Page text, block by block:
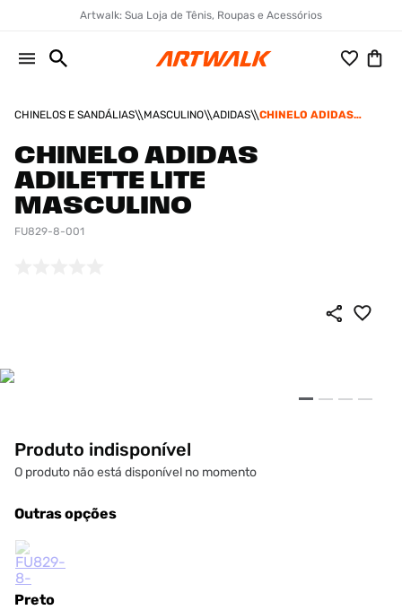
Artwalk: Sua Loja de Tênis, Roupas e Acessórios
CHINELOS E SANDÁLIAS MASCULINO ADIDAS
CHINELO ADIDAS
CHINELO ADIDAS
ADILETTE LITE
MASCULINO
FU829-8-001
Produto indisponível
O produto não está disponível no momento
Outras opções
Preto